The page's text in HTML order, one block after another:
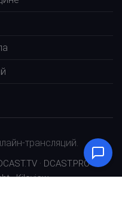
трансляций.
· DCAST.PRO·
·Kiloview